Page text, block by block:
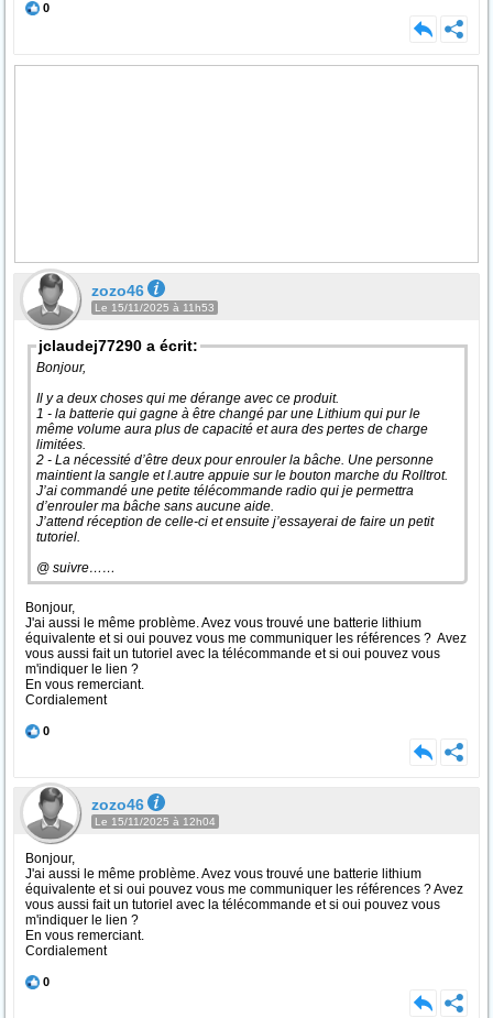
0
zozo46
Le 15/11/2025 à 11h53
jclaudej77290 a écrit:
Bonjour,
Il y a deux choses qui me dérange avec ce produit.
1 - la batterie qui gagne à être changé par une Lithium qui pur le
même volume aura plus de capacité et aura des pertes de charge
limitées.
2 - La nécessité d’être deux pour enrouler la bâche. Une personne
maintient la sangle et l.autre appuie sur le bouton marche du Rolltrot.
J’ai commandé une petite télécommande radio qui je permettra
d’enrouler ma bâche sans aucune aide.
J’attend réception de celle-ci et ensuite j’essayerai de faire un petit
tutoriel.
@ suivre……
Bonjour,
J'ai aussi le même problème. Avez vous trouvé une batterie lithium
équivalente et si oui pouvez vous me communiquer les références ? Avez
vous aussi fait un tutoriel avec la télécommande et si oui pouvez vous
m'indiquer le lien ?
En vous remerciant.
Cordialement
0
zozo46
Le 15/11/2025 à 12h04
Bonjour,
J'ai aussi le même problème. Avez vous trouvé une batterie lithium
équivalente et si oui pouvez vous me communiquer les références ? Avez
vous aussi fait un tutoriel avec la télécommande et si oui pouvez vous
m'indiquer le lien ?
En vous remerciant.
Cordialement
0